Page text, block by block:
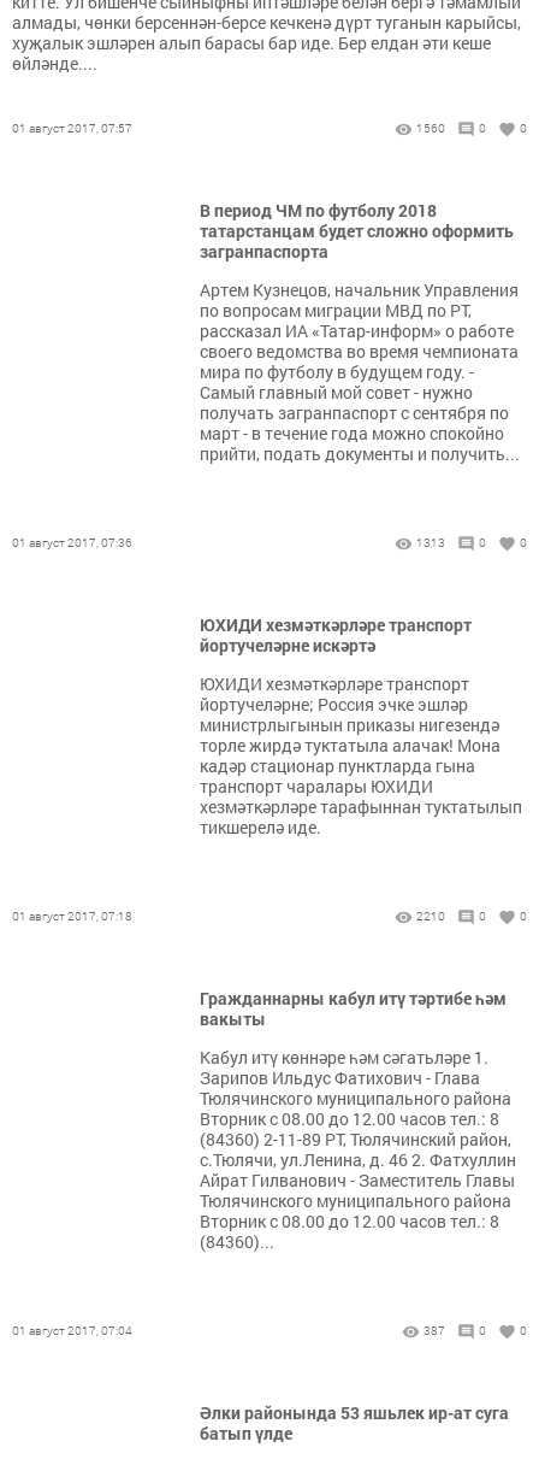
алмады, чөнки берсеннән-берсе кечкенә дүрт туганын карыйсы,
хуҗалык эшләрен алып барасы бар иде. Бер елдан әти кеше
өйләнде....
01 август 2017, 07:57 1560 0 0
В период ЧМ по футболу 2018
татарстанцам будет сложно оформить
загранпаспорта
Артем Кузнецов, начальник Управления
по вопросам миграции МВД по РТ,
рассказал ИА «Татар-информ» о работе
своего ведомства во время чемпионата
мира по футболу в будущем году. -
Самый главный мой совет - нужно
получать загранпаспорт с сентября по
март - в течение года можно спокойно
прийти, подать документы и получить...
01 август 2017, 07:36 1313 0 0
ЮХИДИ хезмәткәрләре транспорт
йортучеләрне искәртә
ЮХИДИ хезмәткәрләре транспорт
йортучеләрне; Россия эчке эшләр
министрлыгынын приказы нигезендә
торле жирдә туктатыла алачак! Мона
кадәр стационар пунктларда гына
транспорт чаралары ЮХИДИ
хезмәткәрләре тарафыннан туктатылып
тикшерелә иде.
01 август 2017, 07:18 2210 0 0
Гражданнарны кабул итү тәртибе һәм
вакыты
Кабул итү көннәре һәм сәгатьләре 1.
Зарипов Ильдус Фатихович - Глава
Тюлячинского муниципального района
Вторник с 08.00 до 12.00 часов тел.: 8
(84360) 2-11-89 РТ, Тюлячинский район,
с.Тюлячи, ул.Ленина, д. 46 2. Фатхуллин
Айрат Гилванович - Заместитель Главы
Тюлячинского муниципального района
Вторник с 08.00 до 12.00 часов тел.: 8
(84360)...
01 август 2017, 07:04 387 0 0
Әлки районында 53 яшьлек ир-ат суга
батып үлде